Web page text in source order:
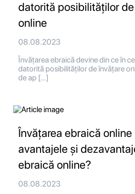
datorită posibilităților
online
08.08.2023
Învățarea ebraică devine din ce în
datorită posibilităților de învățare
de ap […]
Învățarea ebraică
avantajele și
ebraică online?
08.08.2023